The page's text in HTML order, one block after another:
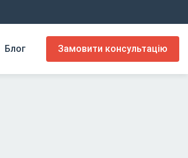
Блог Замовити консультацію